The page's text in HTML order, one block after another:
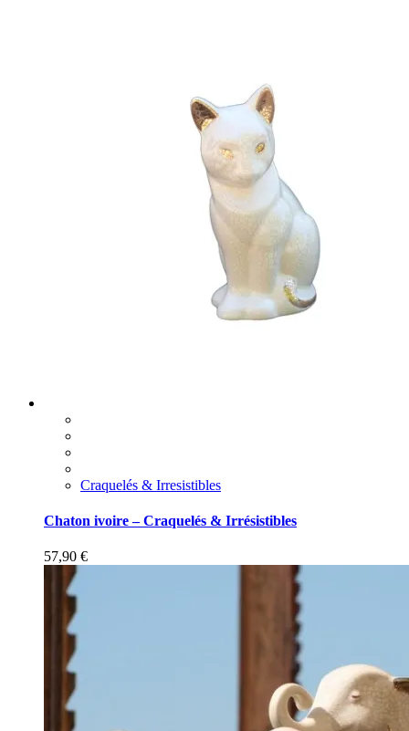
Craquelés & Irresistibles
Chaton ivoire – Craquelés & Irrésistibles
57,90 €